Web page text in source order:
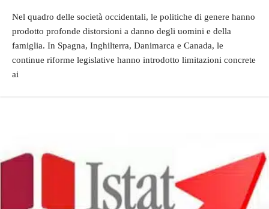
Nel quadro delle società occidentali, le politiche di genere hanno
prodotto profonde distorsioni a danno degli uomini e della
famiglia. In Spagna, Inghilterra, Danimarca e Canada, le
continue riforme legislative hanno introdotto limitazioni concrete
ai